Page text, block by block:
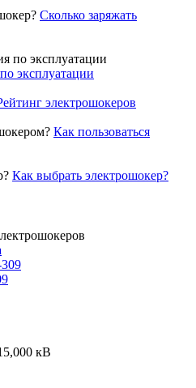
Cколько заряжать
эксплуатации
электрошокеров
Как пользоваться
Как выбрать электрошокер?
кВ